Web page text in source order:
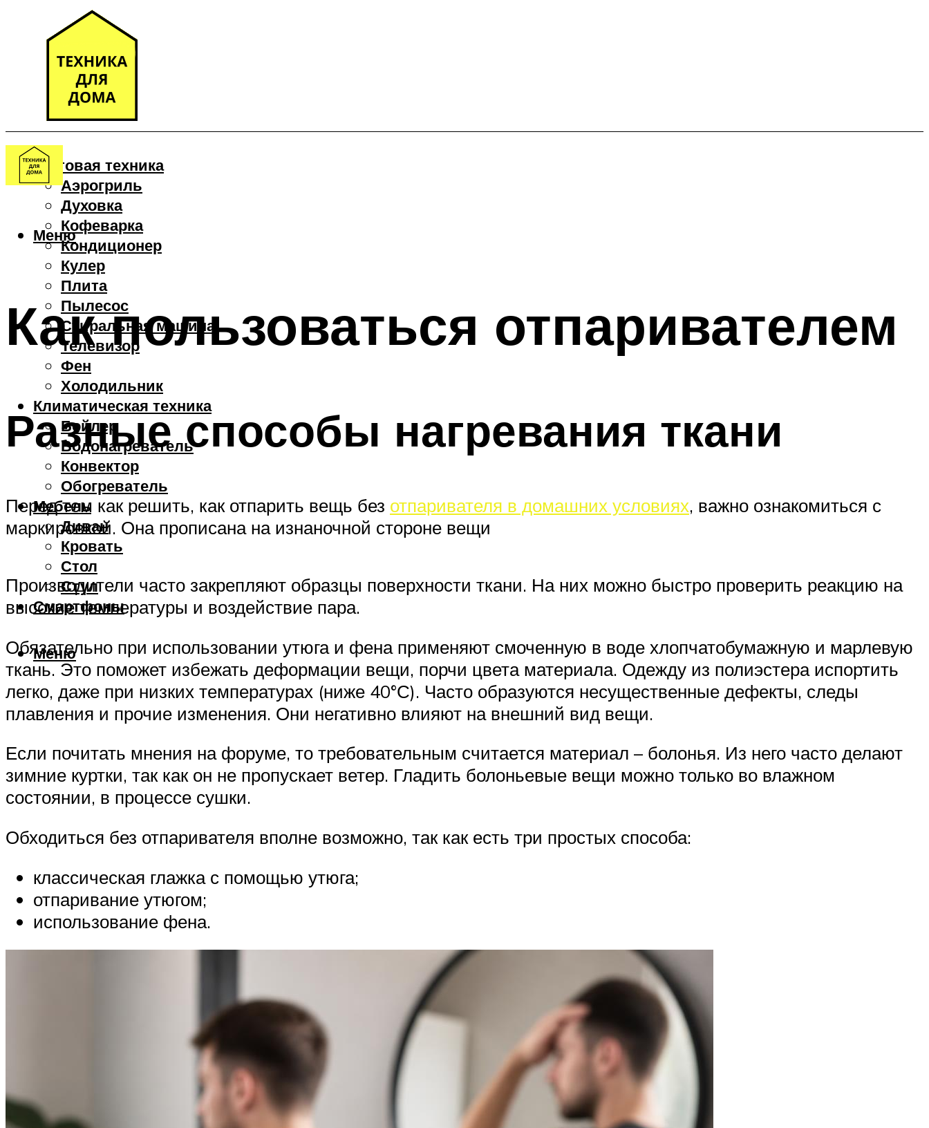
Бытовая техника
Аэрогриль
Духовка
Кофеварка
Кондиционер
Кулер
Плита
Пылесос
Стиральная машина
Телевизор
Фен
Холодильник
Климатическая техника
Бойлер
Водонагреватель
Конвектор
Обогреватель
Мебель
Диван
Кровать
Стол
Стул
Смартфоны
Меню
Меню
Как пользоваться отпаривателем
Разные способы нагревания ткани
Перед тем как решить, как отпарить вещь без отпаривателя в домашних условиях, важно ознакомиться с
маркировкой. Она прописана на изнаночной стороне вещи
Производители часто закрепляют образцы поверхности ткани. На них можно быстро проверить реакцию на
высокие температуры и воздействие пара.
Обязательно при использовании утюга и фена применяют смоченную в воде хлопчатобумажную и марлевую
ткань. Это поможет избежать деформации вещи, порчи цвета материала. Одежду из полиэстера испортить
легко, даже при низких температурах (ниже 40°С). Часто образуются несущественные дефекты, следы
плавления и прочие изменения. Они негативно влияют на внешний вид вещи.
Если почитать мнения на форуме, то требовательным считается материал – болонья. Из него часто делают
зимние куртки, так как он не пропускает ветер. Гладить болоньевые вещи можно только во влажном
состоянии, в процессе сушки.
Обходиться без отпаривателя вполне возможно, так как есть три простых способа:
классическая глажка с помощью утюга;
отпаривание утюгом;
использование фена.